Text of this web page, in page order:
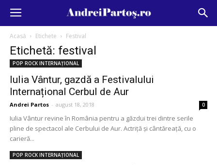
Acasă Etichete Festival
Etichetă: festival
POP ROCK INTERNAȚIONAL
Iulia Vântur, gazdă a Festivalului
Internațional Cerbul de Aur
Andrei Partos - august 18, 2018 0
Iulia Vântur revine în România pentru a găzdui trei dintre serile
pline de spectacol ale Cerbului de Aur. Actriță și cântăreață, cu o
carieră...
POP ROCK INTERNAȚIONAL